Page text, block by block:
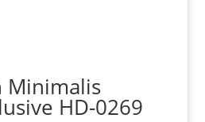
Minimalis
HD-0269